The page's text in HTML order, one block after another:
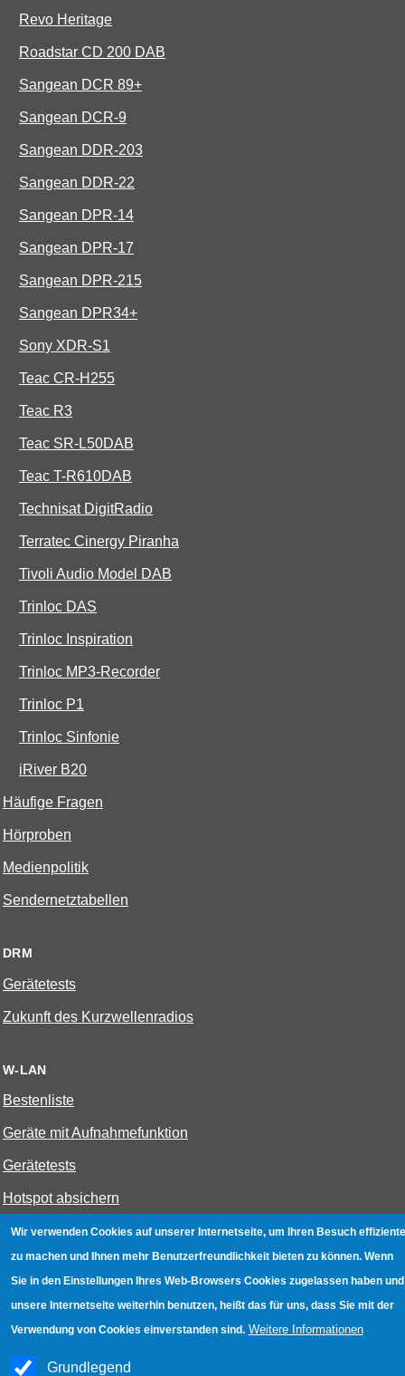
Revo Heritage
Roadstar CD 200 DAB
Sangean DCR 89+
Sangean DCR-9
Sangean DDR-203
Sangean DDR-22
Sangean DPR-14
Sangean DPR-17
Sangean DPR-215
Sangean DPR34+
Sony XDR-S1
Teac CR-H255
Teac R3
Teac SR-L50DAB
Teac T-R610DAB
Technisat DigitRadio
Terratec Cinergy Piranha
Tivoli Audio Model DAB
Trinloc DAS
Trinloc Inspiration
Trinloc MP3-Recorder
Trinloc P1
Trinloc Sinfonie
iRiver B20
Häufige Fragen
Hörproben
Medienpolitik
Sendernetztabellen
DRM
Gerätetests
Zukunft des Kurzwellenradios
W-LAN
Bestenliste
Geräte mit Aufnahmefunktion
Gerätetests
Hotspot absichern
WLAN-Testbuch
Datenschutz|Impressum|Kontakt
Wir verwenden Cookies auf unserer Internetseite, um Ihren Besuch
zu machen und Ihnen mehr Benutzerfreundlichkeit bieten zu können. Wenn
Sie in den Einstellungen Ihres Web-Browsers Cookies zugelassen haben und
unsere Internetseite weiterhin benutzen, heißt das für uns, dass Sie mit der
Verwendung von Cookies einverstanden sind. Weitere Informationen
Grundlegend